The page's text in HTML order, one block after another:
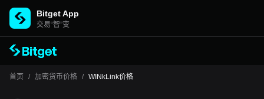
Bitget App
交易“智”变
首页 / 加密货币价格 / WINkLink价格